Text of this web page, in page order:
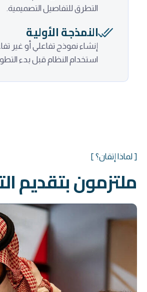
التطرق للتفاصيل التصميمية.
النمذجة الأولية
إنشاء نموذج تفاعلي أو غير
استخدام النظام قبل بدء
[ لماذا إتقان؟ ]
ملتزمون بتقديم